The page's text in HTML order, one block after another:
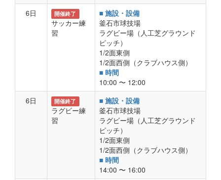
6日
開催終了
サッカー練
習
■ 施設・設備
釜石市球技場
ラグビー場（人工芝グラウンド
ピッチ）
1/2面東側
1/2面西側（クラブハウス側）
■ 時間
10:00 〜 12:00
6日
開催終了
ラグビー練
習
■ 施設・設備
釜石市球技場
ラグビー場（人工芝グラウンド
ピッチ）
1/2面東側
1/2面西側（クラブハウス側）
■ 時間
14:00 〜 16:00